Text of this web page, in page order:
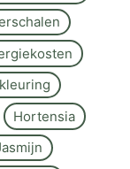
Hortensia